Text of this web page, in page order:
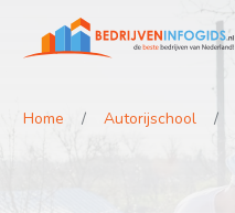
Home Autorijschool